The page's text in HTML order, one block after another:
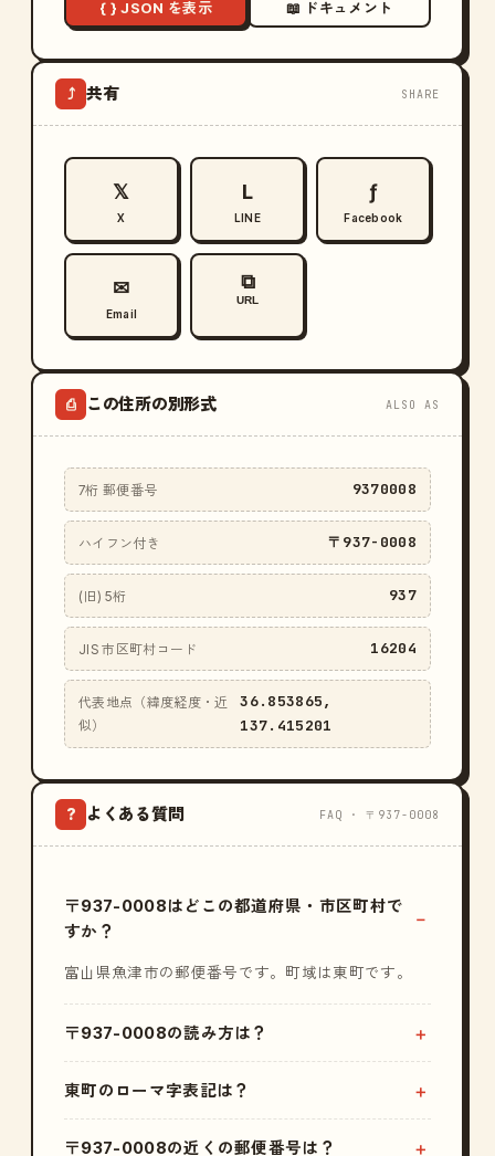
{ } JSON を表示 📖 ドキュメント
⤴ 共有 SHARE
𝕏
X
L
LINE
ƒ
Facebook
✉
Email
⧉
URL
⎙ この住所の別形式 ALSO AS
7桁 郵便番号 9370008
ハイフン付き 〒937-0008
(旧) 5桁 937
JIS 市区町村コード 16204
代表地点（緯度経度・近
似）
36.853865,
137.415201
? よくある質問 FAQ · 〒937-0008
〒937-0008はどこの都道府県・市区町村で
すか？
富山県魚津市の郵便番号です。町域は東町です。
〒937-0008の読み方は？
東町のローマ字表記は？
〒937-0008の近くの郵便番号は？